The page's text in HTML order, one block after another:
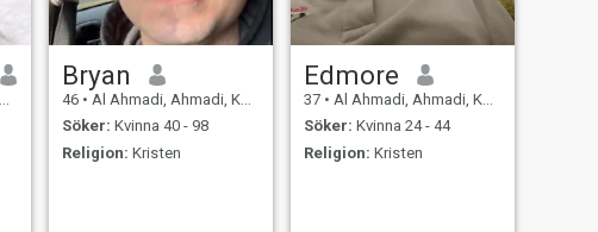
Bryan
46 • Al Ahmadi, Ahmadi, Kuwait
Söker: Kvinna 40 - 98
Religion: Kristen
Edmore
37 • Al Ahmadi, Ahmadi, Kuwait
Söker: Kvinna 24 - 44
Religion: Kristen